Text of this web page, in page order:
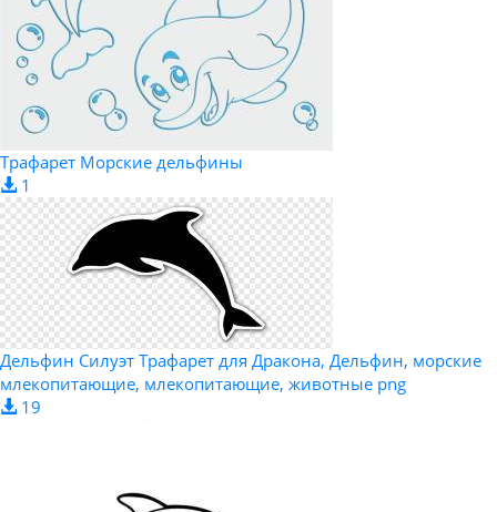
Трафарет Морские дельфины
1
Дельфин Силуэт Трафарет для Дракона, Дельфин, морские
млекопитающие, млекопитающие, животные png
19